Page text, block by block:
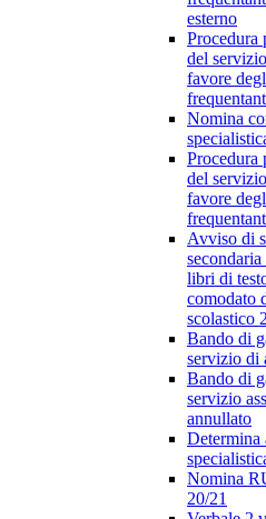
esterno
Procedura
del
favore
Nomina
Procedura
del
favore
Avviso di
libri di
comodato
scolastico
Bando di
servizio di
Bando di
servizio
annullato
Determina
Nomina
20/21